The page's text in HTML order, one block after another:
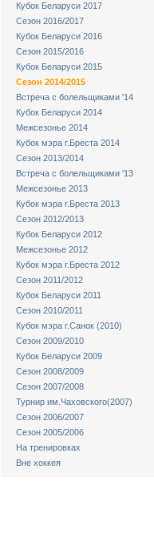
Кубок Беларуси 2017
Сезон 2016/2017
Кубок Беларуси 2016
Сезон 2015/2016
Кубок Беларуси 2015
Сезон 2014/2015
Встреча с болельщиками '14
Кубок Беларуси 2014
Межсезонье 2014
Кубок мэра г.Бреста 2014
Сезон 2013/2014
Встреча с болельщиками '13
Межсезонье 2013
Кубок мэра г.Бреста 2013
Сезон 2012/2013
Кубок Беларуси 2012
Межсезонье 2012
Кубок мэра г.Бреста 2012
Сезон 2011/2012
Кубок Беларуси 2011
Сезон 2010/2011
Кубок мэра г.Санок (2010)
Сезон 2009/2010
Кубок Беларуси 2009
Сезон 2008/2009
Сезон 2007/2008
Турнир им.Чаховского(2007)
Сезон 2006/2007
Сезон 2005/2006
На тренировках
Вне хоккея